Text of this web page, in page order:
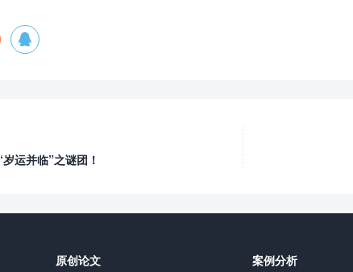

运并临”之谜团！
原创论文 案例分析